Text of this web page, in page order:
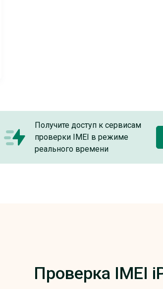
Получите доступ к сервисам
проверки IMEI в режиме
реального времени
Проверка IMEI